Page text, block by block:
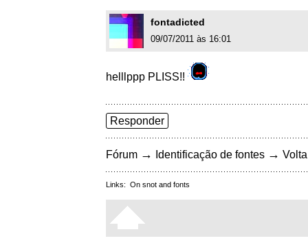
fontadicted
09/07/2011 às 16:01
helllppp PLISS!!
Responder
Fórum → Identificação de fontes →
Links: On snot and fonts